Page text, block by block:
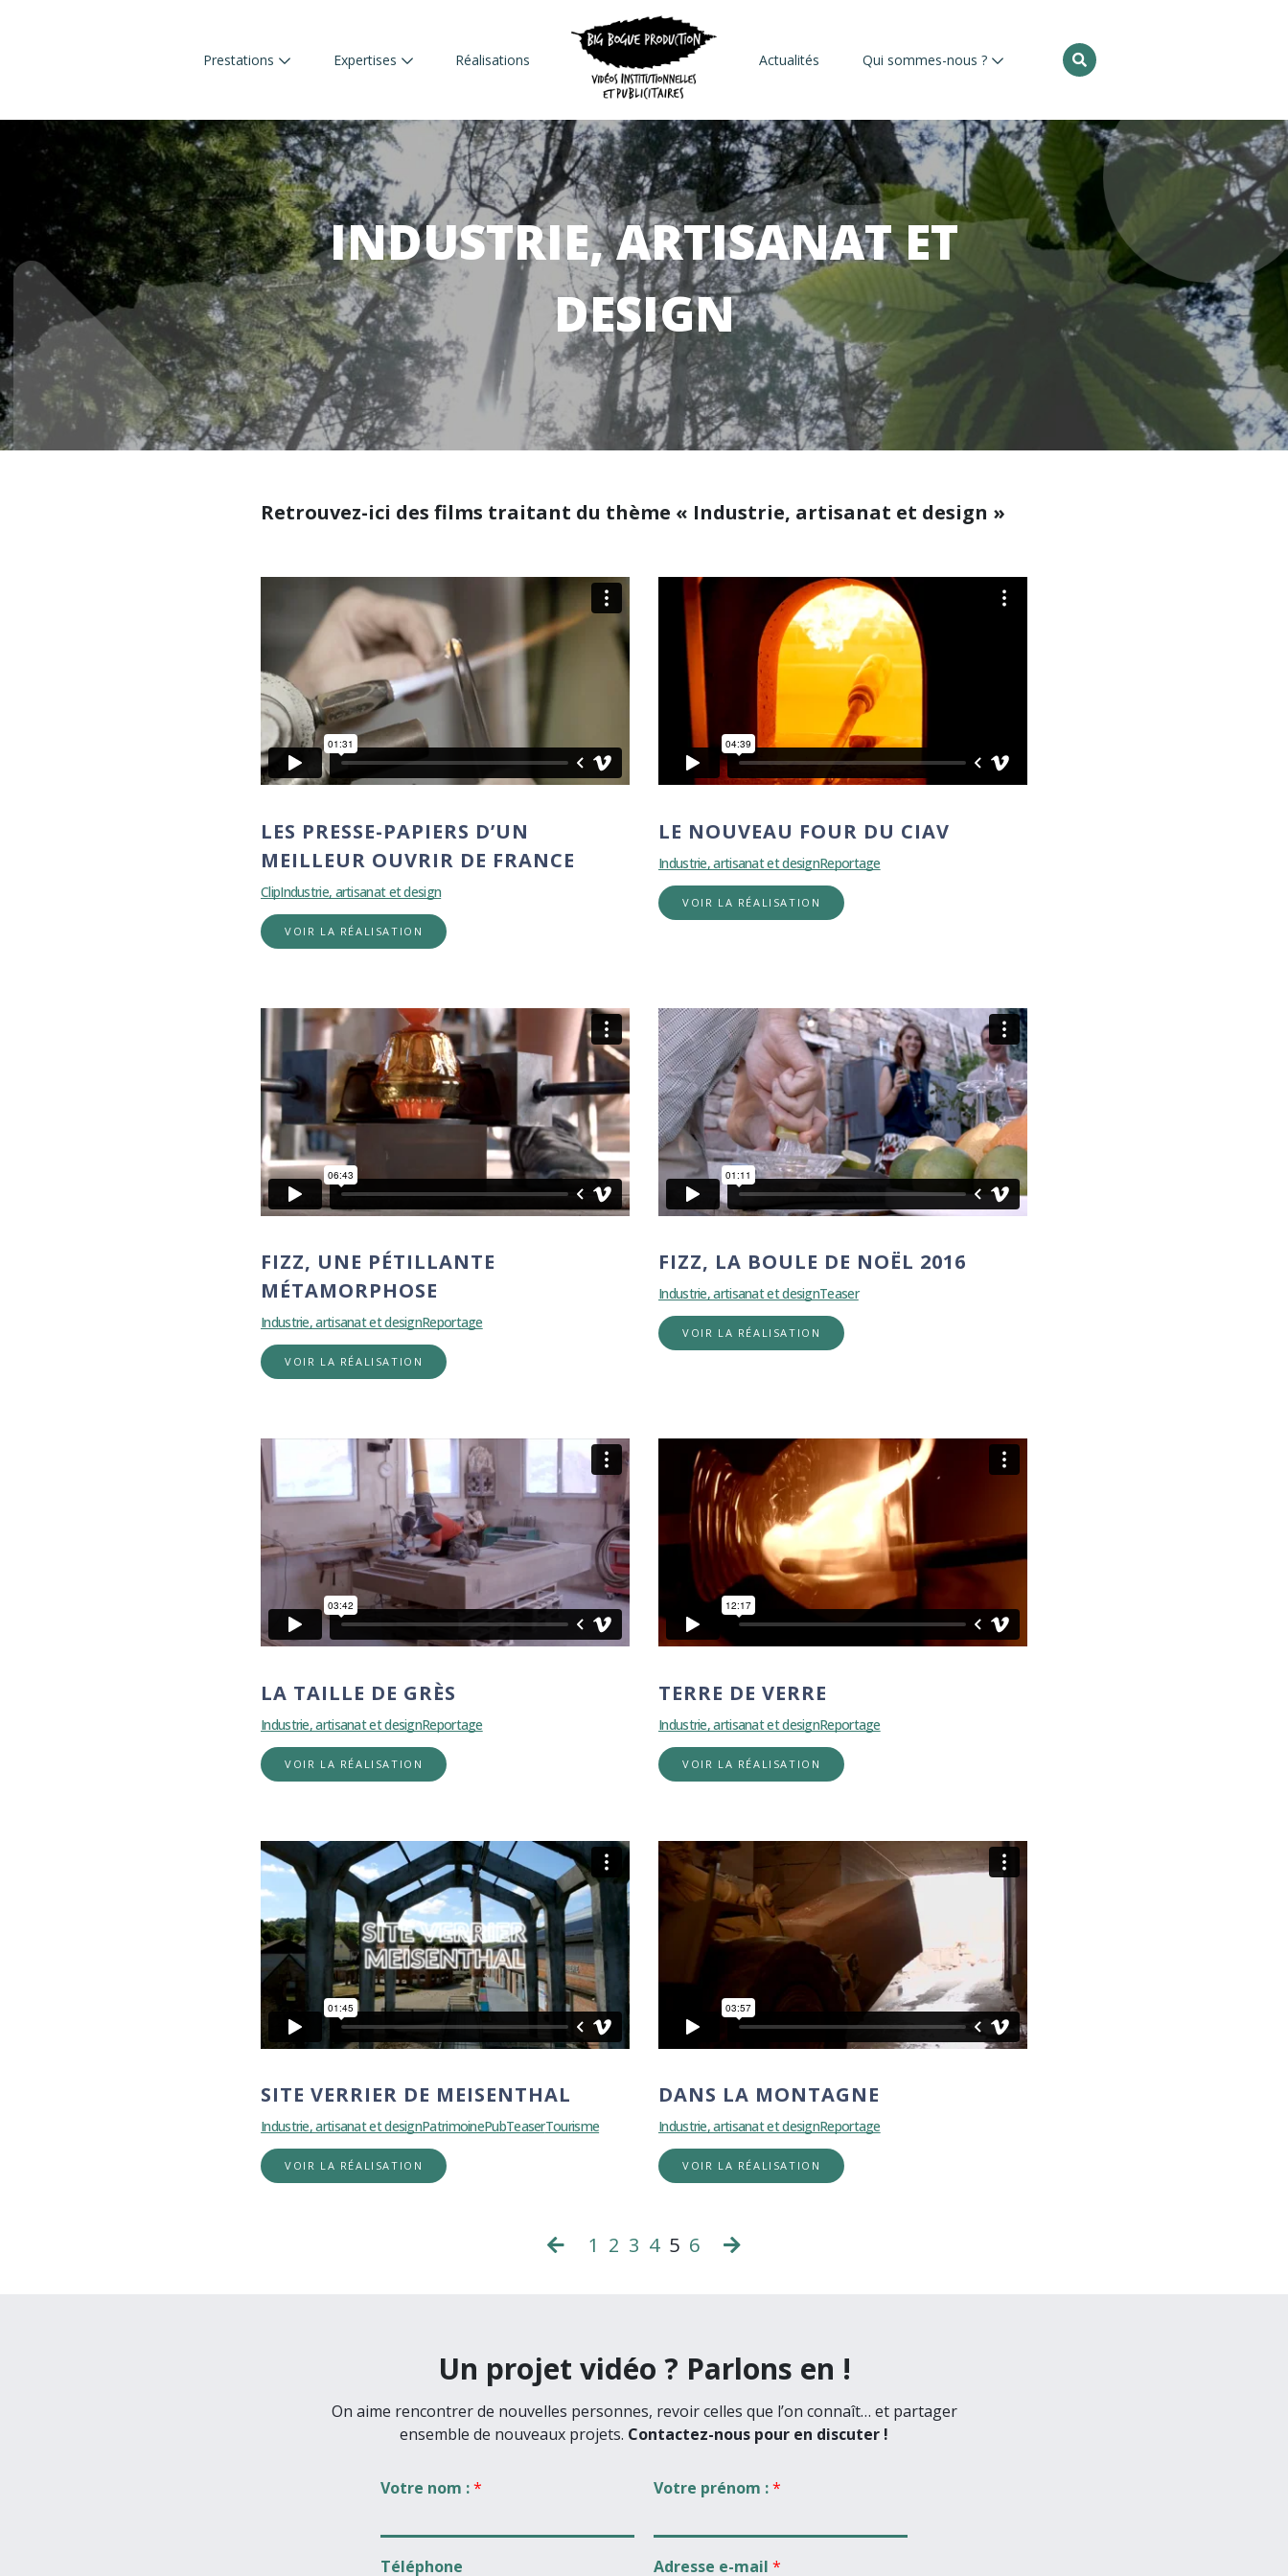
Prestations Expertises Réalisations Actualités Qui sommes-nous ?
Rechercher
INDUSTRIE, ARTISANAT ET
DESIGN
Retrouvez-ici des films traitant du thème « Industrie, artisanat et design »
LES PRESSE-PAPIERS D’UN
MEILLEUR OUVRIR DE FRANCE
ClipIndustrie, artisanat et design
VOIR LA RÉALISATION
LE NOUVEAU FOUR DU CIAV
Industrie, artisanat et designReportage
VOIR LA RÉALISATION
FIZZ, UNE PÉTILLANTE
MÉTAMORPHOSE
Industrie, artisanat et designReportage
VOIR LA RÉALISATION
FIZZ, LA BOULE DE NOËL 2016
Industrie, artisanat et designTeaser
VOIR LA RÉALISATION
LA TAILLE DE GRÈS
Industrie, artisanat et designReportage
VOIR LA RÉALISATION
TERRE DE VERRE
Industrie, artisanat et designReportage
VOIR LA RÉALISATION
SITE VERRIER DE MEISENTHAL
Industrie, artisanat et designPatrimoinePubTeaserTourisme
VOIR LA RÉALISATION
DANS LA MONTAGNE
Industrie, artisanat et designReportage
VOIR LA RÉALISATION
1 2 3 4 5 6
Un projet vidéo ? Parlons en !
On aime rencontrer de nouvelles personnes, revoir celles que l’on connaît… et partager
ensemble de nouveaux projets. Contactez-nous pour en discuter !
Votre nom :* Votre prénom :*
Téléphone Adresse e-mail *